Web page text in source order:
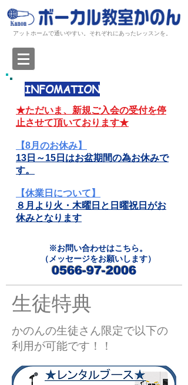
アットホームで通いやすい。それぞれにあったレッスンを。
INFOMATION
★ただいま、新規ご入会の受付を停
止させて頂いております★
【8月のお休み】
13日～15日はお盆期間の為お休みで
す。
【休業日 について】
８月より火・木曜日と日曜祝日がお
休みとなります
※お問い合わせはこちら。
​（メッセージをお願いします）
0566-97-2006
生徒特典
かのんの生徒さん限定で以下の
利用が可能です！！